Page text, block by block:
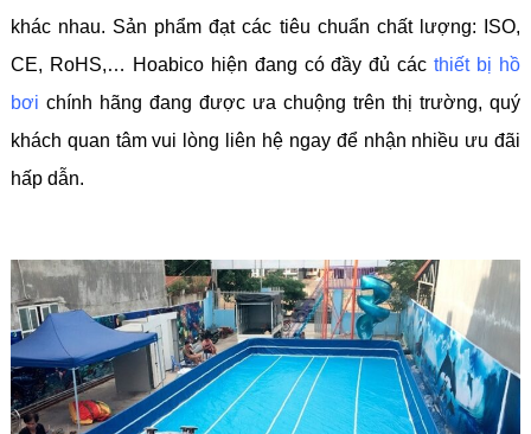
khác nhau. Sản phẩm đạt các tiêu chuẩn chất lượng: ISO,
CE, RoHS,… Hoabico hiện đang có đầy đủ cácthiết bị hồ
bơi chính hãng đang được ưa chuộng trên thị trường, quý
khách quan tâm vui lòng liên hệ ngay để nhận nhiều ưu đãi
hấp dẫn.